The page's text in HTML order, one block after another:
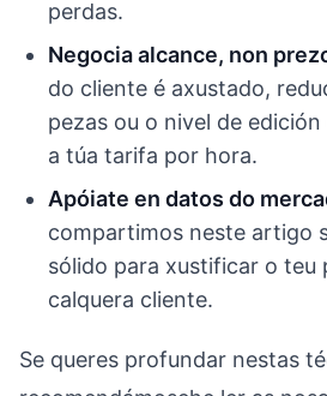
perdas.
Negocia alcance, non
do cliente é axustado,
pezas ou o nivel de
a túa tarifa por hora.
Apóiate en datos do
compartimos neste artigo
sólido para xustificar o teu
calquera cliente.
Se queres profundar nestas